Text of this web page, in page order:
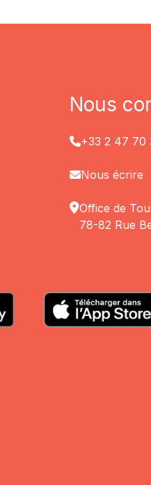
Nous
+33 2 47 70
Nous écrire
Office de
78-82 Rue